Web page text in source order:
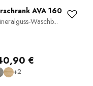
AVA 160 cm
Waschb...
€
+2